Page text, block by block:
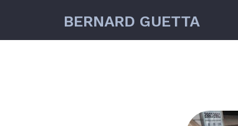
BERNARD GUETTA